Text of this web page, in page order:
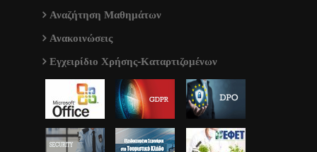
Αναζήτηση Μαθημάτων
Ανακοινώσεις
Εγχειρίδιο Χρήσης-Καταρτιζομένων